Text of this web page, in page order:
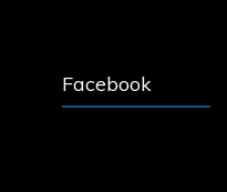
Facebook